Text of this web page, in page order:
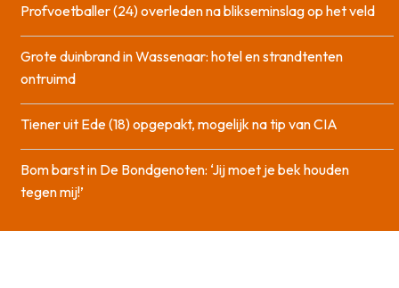
Profvoetballer (24) overleden na blikseminslag op het veld
Grote duinbrand in Wassenaar: hotel en strandtenten
ontruimd
Tiener uit Ede (18) opgepakt, mogelijk na tip van CIA
Bom barst in De Bondgenoten: ‘Jij moet je bek houden
tegen mij!’